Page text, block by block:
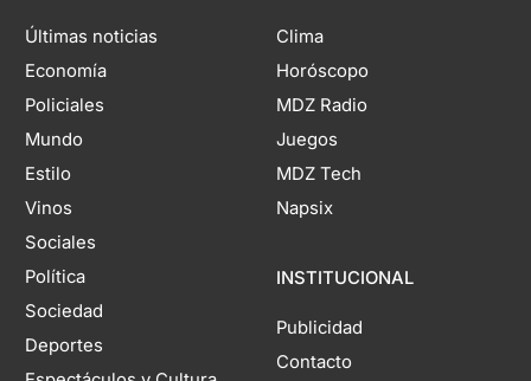
Últimas noticias
Economía
Policiales
Mundo
Estilo
Vinos
Sociales
Política
Sociedad
Deportes
Clima
Horóscopo
MDZ Radio
Juegos
MDZ Tech
Napsix
INSTITUCIONAL
Publicidad
Contacto